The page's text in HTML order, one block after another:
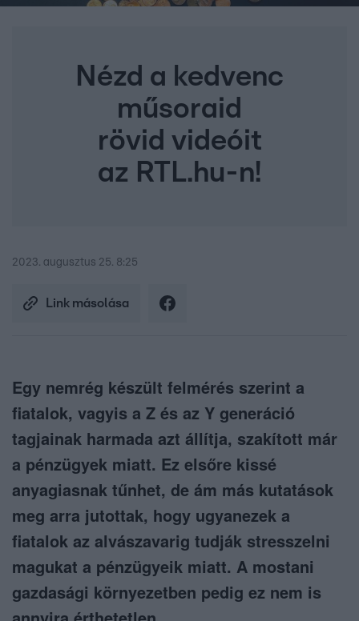
Nézd a kedvenc
műsoraid
rövid videóit
az RTL.hu-n!
2023. augusztus 25. 8:25
Link másolása
Egy nemrég készült felmérés szerint a
fiatalok, vagyis a Z és az Y generáció
tagjainak harmada azt állítja, szakított már
a pénzügyek miatt. Ez elsőre kissé
anyagiasnak tűnhet, de ám más kutatások
meg arra jutottak, hogy ugyanezek a
fiatalok az alvászavarig tudják stresszelni
magukat a pénzügyeik miatt. A mostani
gazdasági környezetben pedig ez nem is